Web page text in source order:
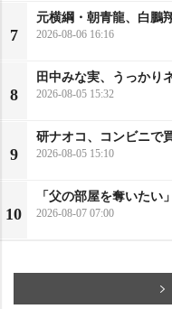
7
元横綱・朝青龍、白鵬
2026-08-06 16:16
8
田中みな実、うっかり
2026-08-05 15:32
9
研ナオコ、コンビニで
2026-08-05 15:10
10
「父の部屋を奪いた
2026-08-07 07:00